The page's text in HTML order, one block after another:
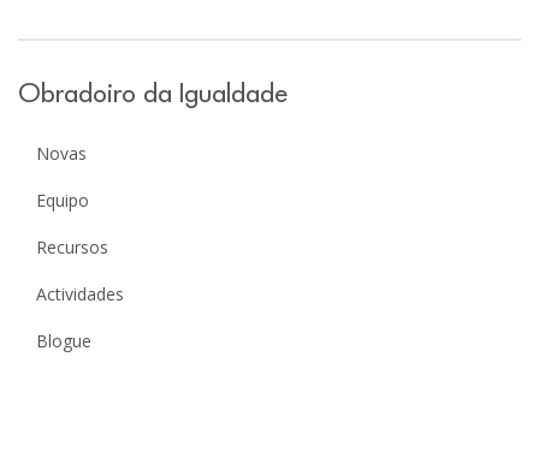
Obradoiro da Igualdade
Novas
Equipo
Recursos
Actividades
Blogue